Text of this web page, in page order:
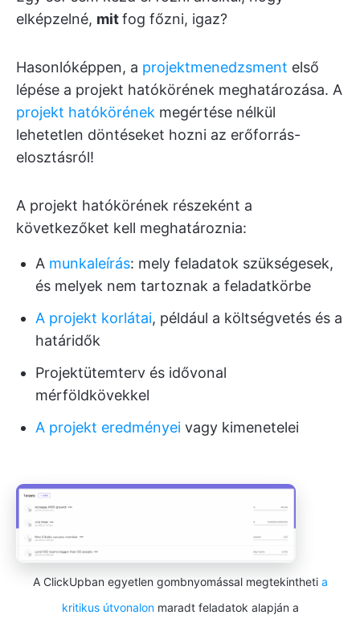
elképzelné, mitfog főzni, igaz?
Hasonlóképpen, a projektmenedzsment első
lépése a projekt hatókörének meghatározása. A
projekt hatókörének megértése nélkül
lehetetlen döntéseket hozni az erőforrás-
elosztásról!
A projekt hatókörének részeként a
következőket kell meghatároznia:
A munkaleírás: mely feladatok szükségesek,
és melyek nem tartoznak a feladatkörbe
A projekt korlátai, például a költségvetés és a
határidők
Projektütemterv és idővonal
mérföldkövekkel
A projekt eredményei vagy kimenetelei
A ClickUpban egyetlen gombnyomással megtekintheti a
kritikus útvonalonmaradt feladatok alapján a